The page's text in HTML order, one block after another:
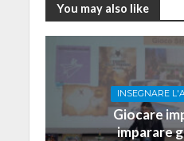
You may also like
INSEGNARE
Giocare
imparare